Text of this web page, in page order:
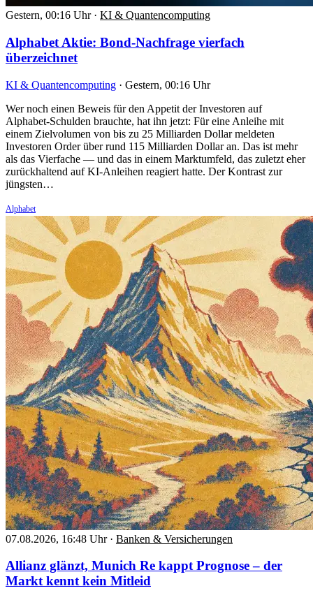
Gestern, 00:16 Uhr · KI & Quantencomputing
Alphabet Aktie: Bond-Nachfrage vierfach
überzeichnet
KI & Quantencomputing · Gestern, 00:16 Uhr
Wer noch einen Beweis für den Appetit der Investoren auf
Alphabet-Schulden brauchte, hat ihn jetzt: Für eine Anleihe mit
einem Zielvolumen von bis zu 25 Milliarden Dollar meldeten
Investoren Order über rund 115 Milliarden Dollar an. Das ist mehr
als das Vierfache — und das in einem Marktumfeld, das zuletzt eher
zurückhaltend auf KI-Anleihen reagiert hatte. Der Kontrast zur
jüngsten…
Alphabet
07.08.2026, 16:48 Uhr · Banken & Versicherungen
Allianz glänzt, Munich Re kappt Prognose – der
Markt kennt kein Mitleid